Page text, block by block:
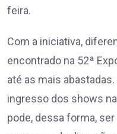
feira.
Com a iniciativa,
encontrado na 52ª
até as mais
ingresso dos shows
pode, dessa forma,